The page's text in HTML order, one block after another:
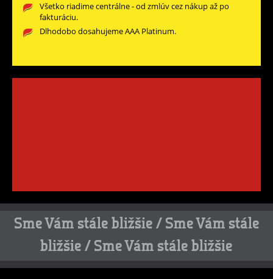
Všetko riadime centrálne - od zmlúv cez nákup až po
fakturáciu.
Dlhodobo dosahujeme AAA Platinum.
Sme Vám stále bližšie / Sme Vám stále
bližšie / Sme Vám stále bližšie